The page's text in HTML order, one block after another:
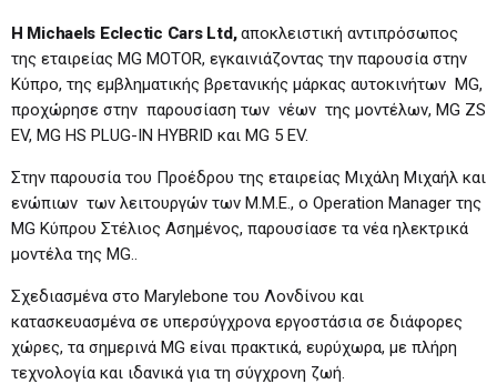
Η Michaels Eclectic Cars Ltd,αποκλειστική αντιπρόσωπος
της εταιρείας MG MOTOR, εγκαινιάζοντας την παρουσία στην
Κύπρο, της εμβληματικής βρετανικής μάρκας αυτοκινήτων MG,
προχώρησε στην παρουσίαση των νέων της μοντέλων, MG ZS
EV, MG HS PLUG-IN HYBRID και MG 5 EV.
Στην παρουσία του Προέδρου της εταιρείας Μιχάλη Μιχαήλ και
ενώπιων των λειτουργών των Μ.Μ.Ε., ο Operation Manager της
MG Κύπρου Στέλιος Ασημένος, παρουσίασε τα νέα ηλεκτρικά
μοντέλα της MG..
Σχεδιασμένα στο Marylebone του Λονδίνου και
κατασκευασμένα σε υπερσύγχρονα εργοστάσια σε διάφορες
χώρες, τα σημερινά MG είναι πρακτικά, ευρύχωρα, με πλήρη
τεχνολογία και ιδανικά για τη σύγχρονη ζωή.